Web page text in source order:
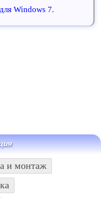
Windows 7.
и монтаж